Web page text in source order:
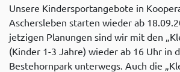
Unsere Kindersportangebote in
Aschersleben starten wieder ab
jetzigen Planungen sind wir mit den
(Kinder 1-3 Jahre) wieder ab 16 Uhr in
Bestehornpark unterwegs. Auch die